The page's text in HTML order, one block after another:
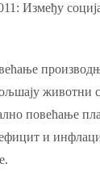
Између
животни
повећање
и